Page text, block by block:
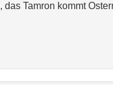
, das Tamron kommt